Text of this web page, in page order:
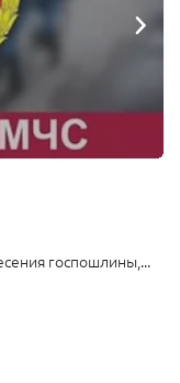
госпошлины,...